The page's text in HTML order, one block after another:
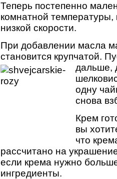
Теперь постепенно
комнатной
низкой скорости.
При добавлении масла
становится крупчатой.
дальше,
одну
снова
Крем
вы
что
рассчитано на
если крема нужно
ингредиенты.